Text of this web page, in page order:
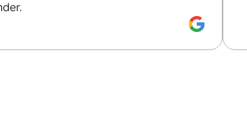
laser pour une finition élégante et